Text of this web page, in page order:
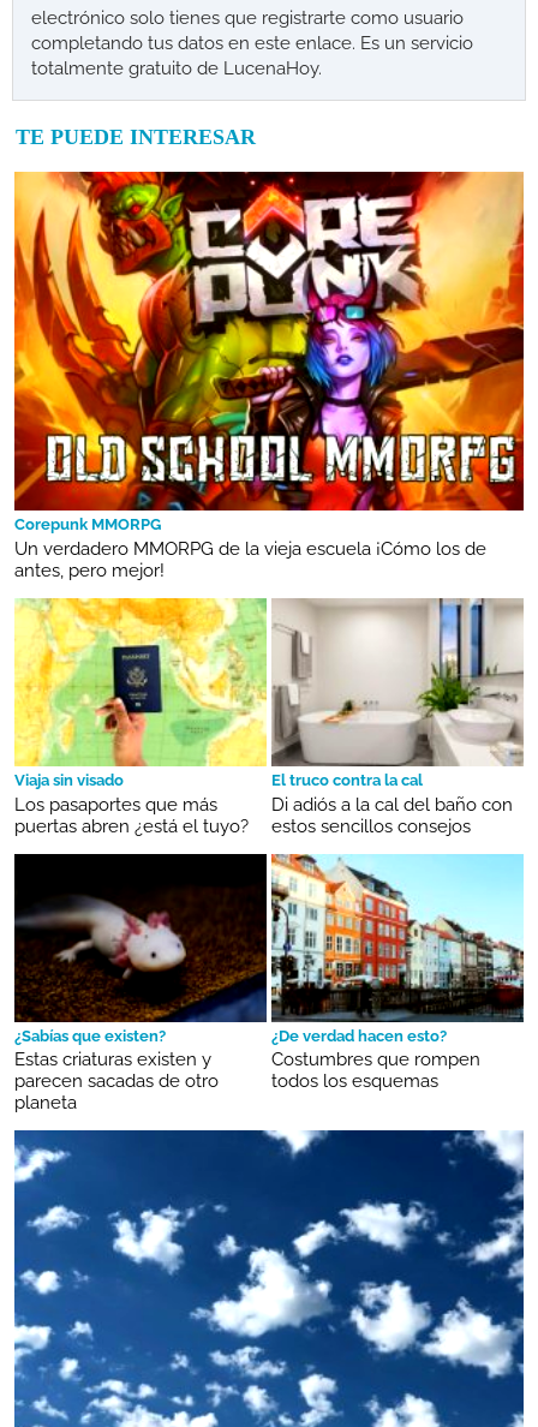
electrónico solo tienes que registrarte como usuario
completando tus datos en este enlace. Es un servicio
totalmente gratuito de LucenaHoy.
TE PUEDE INTERESAR
Corepunk MMORPG
Un verdadero MMORPG de la vieja escuela ¡Cómo los de
antes, pero mejor!
Viaja sin visado
Los pasaportes que más
puertas abren ¿está el tuyo?
El truco contra la cal
Di adiós a la cal del baño con
estos sencillos consejos
¿Sabías que existen?
Estas criaturas existen y
parecen sacadas de otro
planeta
¿De verdad hacen esto?
Costumbres que rompen
todos los esquemas